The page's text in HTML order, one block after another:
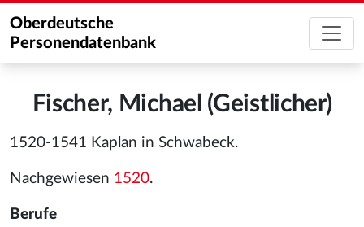
Oberdeutsche
Personendatenbank
Fischer, Michael (Geistlicher)
1520-1541 Kaplan in Schwabeck.
Nachgewiesen 1520.
Berufe